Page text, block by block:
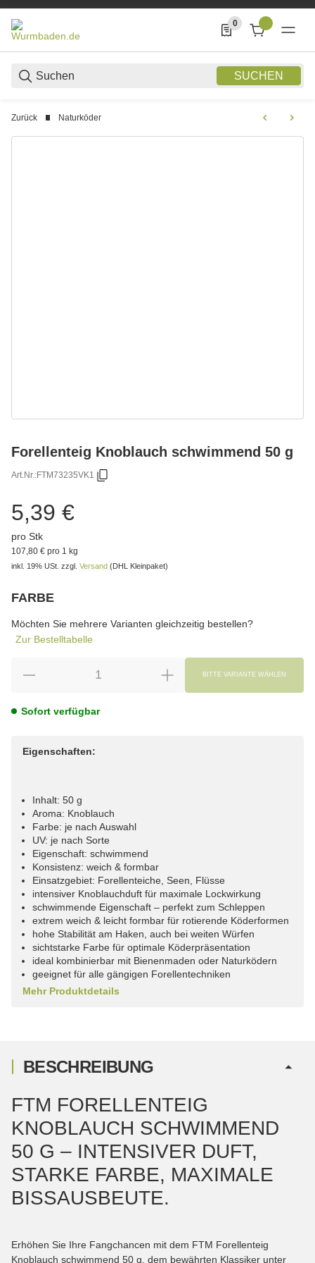
SUCHEN
0
0 Produkte in der
Zurück Naturköder
Forellenteig Knoblauch schwimmend 50 g
Art.Nr.:FTM73235VK1
5,39 €
pro Stk
107,80 € pro 1 kg
inkl. 19% USt. zzgl. Versand (DHL Kleinpaket)
FARBE
Möchten Sie mehrere Varianten gleichzeitig bestellen?
Zur Bestelltabelle
BITTE VARIANTE WÄHLEN
Sofort verfügbar
Eigenschaften:
Inhalt: 50 g
Aroma: Knoblauch
Farbe: je nach Auswahl
UV: je nach Sorte
Eigenschaft: schwimmend
Konsistenz: weich & formbar
Einsatzgebiet: Forellenteiche, Seen, Flüsse
intensiver Knoblauchduft für maximale Lockwirkung
schwimmende Eigenschaft – perfekt zum Schleppen
extrem weich & leicht formbar für rotierende Köderformen
hohe Stabilität am Haken, auch bei weiten Würfen
sichtstarke Farbe für optimale Köderpräsentation
ideal kombinierbar mit Bienenmaden oder Naturködern
geeignet für alle gängigen Forellentechniken
Mehr Produktdetails
BESCHREIBUNG
FTM FORELLENTEIG
KNOBLAUCH SCHWIMMEND
50 G – INTENSIVER DUFT,
STARKE FARBE, MAXIMALE
BISSAUSBEUTE.
Erhöhen Sie Ihre Fangchancen mit dem FTM Forellenteig
Knoblauch schwimmend 50 g, dem bewährten Klassiker unter